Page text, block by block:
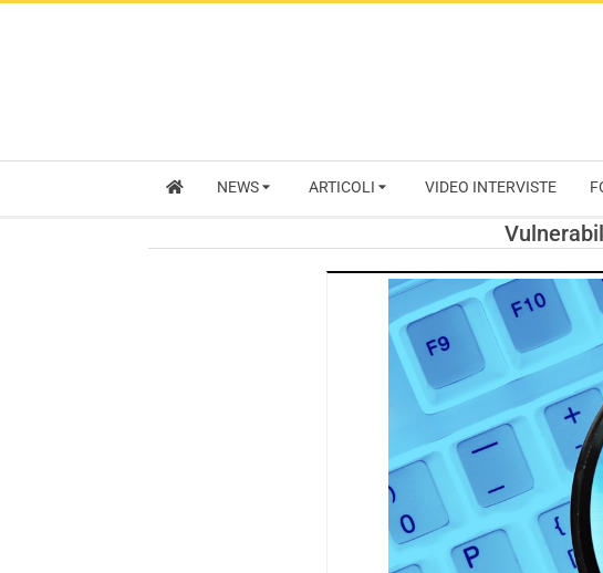
NEWS ARTICOLI VIDEO INTERVISTE